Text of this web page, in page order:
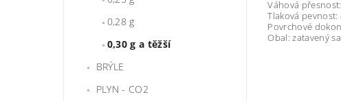
0,28 g
0,30 g a těžší
BRÝLE
PLYN - CO2
Váhová
Tlaková pevnost:
Povrchové
Obal: zatavený